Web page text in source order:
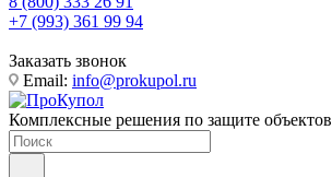
+7 (993) 361 99 94
Заказать звонок
Email: info@prokupol.ru
Комплексные решения по защите объектов